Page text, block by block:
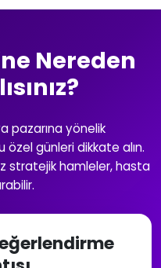
Nereden
pazarına yönelik
özel günleri dikkate alın.
stratejik hamleler, hasta